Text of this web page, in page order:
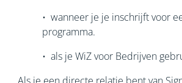
• wanneer je je inschrijft voor
programma.
• als je WiZ voor Bedrijven